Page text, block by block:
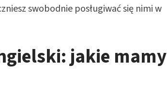
swobodnie posługiwać się nimi w
jakie mamy